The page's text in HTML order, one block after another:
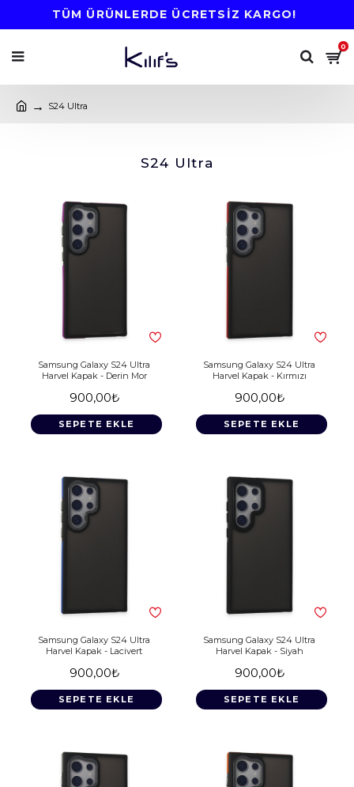
TÜM ÜRÜNLERDE ÜCRETSİZ KARGO!
0
S24 Ultra
S24 Ultra
Samsung Galaxy S24 Ultra
Harvel Kapak - Derin Mor
900,00₺
SEPETE EKLE
Samsung Galaxy S24 Ultra
Harvel Kapak - Kırmızı
900,00₺
SEPETE EKLE
Samsung Galaxy S24 Ultra
Harvel Kapak - Lacivert
900,00₺
SEPETE EKLE
Samsung Galaxy S24 Ultra
Harvel Kapak - Siyah
900,00₺
SEPETE EKLE